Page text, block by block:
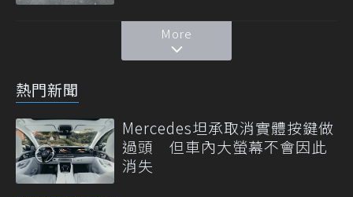
More
熱門新聞
Mercedes坦承取消實體按鍵做
過頭 但車內大螢幕不會因此
消失